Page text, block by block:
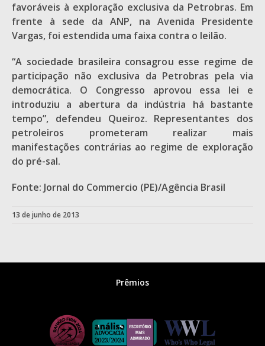
favoráveis à exploração exclusiva da Petrobras. Em
frente à sede da ANP, na Avenida Presidente
Vargas, foi estendida uma faixa contra o leilão.
“A sociedade brasileira consagrou esse regime de
participação não exclusiva da Petrobras pela via
democrática. O Congresso aprovou essa lei e
introduziu a abertura da indústria há bastante
tempo”, defendeu Queiroz. Representantes dos
petroleiros prometeram realizar mais
manifestações contrárias ao regime de exploração
do pré-sal.
Fonte: Jornal do Commercio (PE)/Agência Brasil
13 de junho de 2013
Prêmios